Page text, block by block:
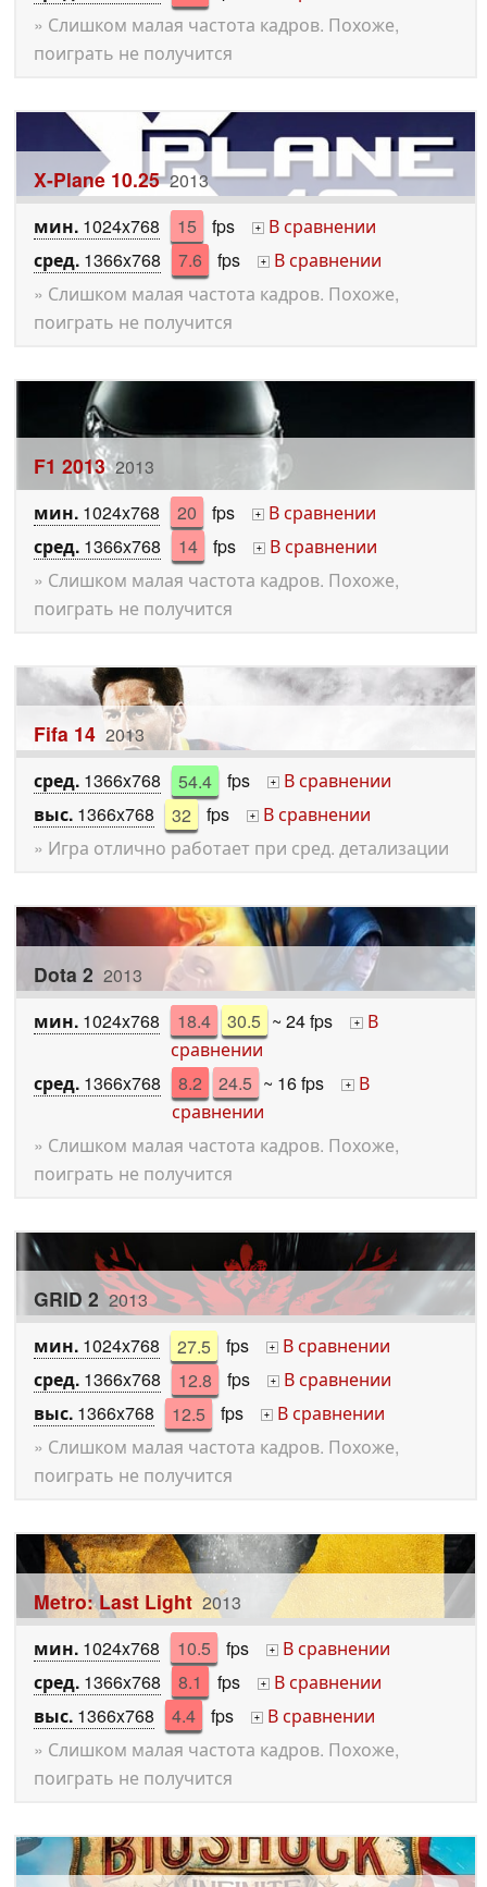
» Слишком малая частота кадров. Похоже,
поиграть не получится
X-Plane 10.25 2013
мин. 1024x768 15 fps +
В сравнении
сред. 1366x768 7.6 fps +
В сравнении
» Слишком малая частота кадров. Похоже,
поиграть не получится
F1 2013 2013
мин. 1024x768 20 fps +
В сравнении
сред. 1366x768 14 fps +
В сравнении
» Слишком малая частота кадров. Похоже,
поиграть не получится
Fifa 14 2013
сред. 1366x768 54.4 fps +
В сравнении
выс. 1366x768 32 fps +
В сравнении
» Игра отлично работает при сред. детализации
Dota 2 2013
мин. 1024x768 18.4 30.5 ~ 24 fps + В
сравнении
сред. 1366x768 8.2 24.5 ~ 16 fps + В
сравнении
» Слишком малая частота кадров. Похоже,
поиграть не получится
GRID 2 2013
мин. 1024x768 27.5 fps +
В сравнении
сред. 1366x768 12.8 fps +
В сравнении
выс. 1366x768 12.5 fps +
В сравнении
» Слишком малая частота кадров. Похоже,
поиграть не получится
Metro: Last Light 2013
мин. 1024x768 10.5 fps +
В сравнении
сред. 1366x768 8.1 fps +
В сравнении
выс. 1366x768 4.4 fps +
В сравнении
» Слишком малая частота кадров. Похоже,
поиграть не получится